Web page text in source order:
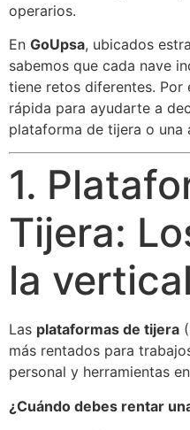
operarios.
En GoUpsa, ubicados
sabemos que cada nave
tiene retos diferentes. Por
rápida para ayudarte a
plataforma de tijera o una
1.
Tijera:
la
Las plataformas de tijera
más rentados para
personal y herramientas
¿Cuándo debes rentar